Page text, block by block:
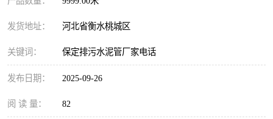
发货地址： 河北省衡水桃城区
关键词： 保定排污水泥管厂家电话
发布日期： 2025-09-26
阅 读 量： 82